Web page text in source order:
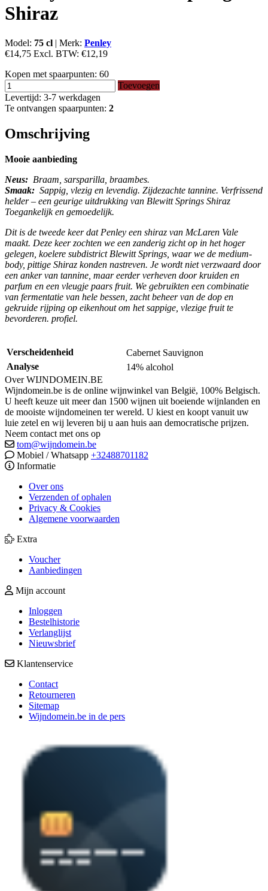
Shiraz
Model: 75 cl | Merk: Penley
€14,75 Excl. BTW: €12,19
Kopen met spaarpunten: 60
Toevoegen
Levertijd: 3-7 werkdagen
Te ontvangen spaarpunten: 2
Omschrijving
Mooie aanbieding
Neus: Braam, sarsparilla, braambes.
Smaak: Sappig, vlezig en levendig. Zijdezachte tannine. Verfrissend
helder – een geurige uitdrukking van Blewitt Springs Shiraz
Toegankelijk en gemoedelijk.
Dit is de tweede keer dat Penley een shiraz van McLaren Vale
maakt. Deze keer zochten we een zanderig zicht op in het hoger
gelegen, koelere subdistrict Blewitt Springs, waar we de medium-
body, pittige Shiraz konden nastreven. Je wordt niet verzwaard door
een anker van tannine, maar eerder verheven door kruiden en
parfum en een vleugje paars fruit. We gebruikten een combinatie
van fermentatie van hele bessen, zacht beheer van de dop en
gekruide rijping op eikenhout om het sappige, vlezige fruit te
bevorderen. profiel.
Verscheidenheid
Cabernet Sauvignon
Analyse
14% alcohol
Over WIJNDOMEIN.BE
Wijndomein.be is de online wijnwinkel van België, 100% Belgisch.
U heeft keuze uit meer dan 1500 wijnen uit boeiende wijnlanden en
de mooiste wijndomeinen ter wereld. U kiest en koopt vanuit uw
luie zetel en wij leveren bij u aan huis aan democratische prijzen.
Neem contact met ons op
tom@wijndomein.be
Mobiel / Whatsapp +32488701182
Informatie
Over ons
Verzenden of ophalen
Privacy & Cookies
Algemene voorwaarden
Extra
Voucher
Aanbiedingen
Mijn account
Inloggen
Bestelhistorie
Verlanglijst
Nieuwsbrief
Klantenservice
Contact
Retourneren
Sitemap
Wijndomein.be in de pers